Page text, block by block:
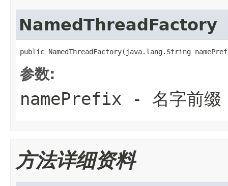
NamedThreadFactory
public NamedThreadFactory(java.lang.String
参数:
namePrefix - 名字前缀
方法详细资料